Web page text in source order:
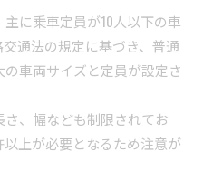
に乗車定員が10人以下の車
通法の規定に基づき、普通
車両サイズと定員が設定さ
、幅なども制限されてお
上が必要となるため注意が